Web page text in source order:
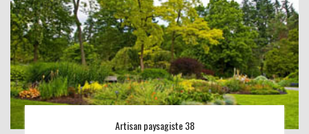
Artisan paysagiste 38